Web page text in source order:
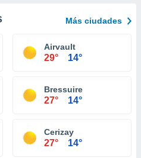
Más ciudades
Airvault
29° 14°
Bressuire
27° 14°
Cerizay
27° 14°